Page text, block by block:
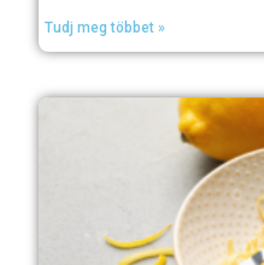
Tudj meg többet »